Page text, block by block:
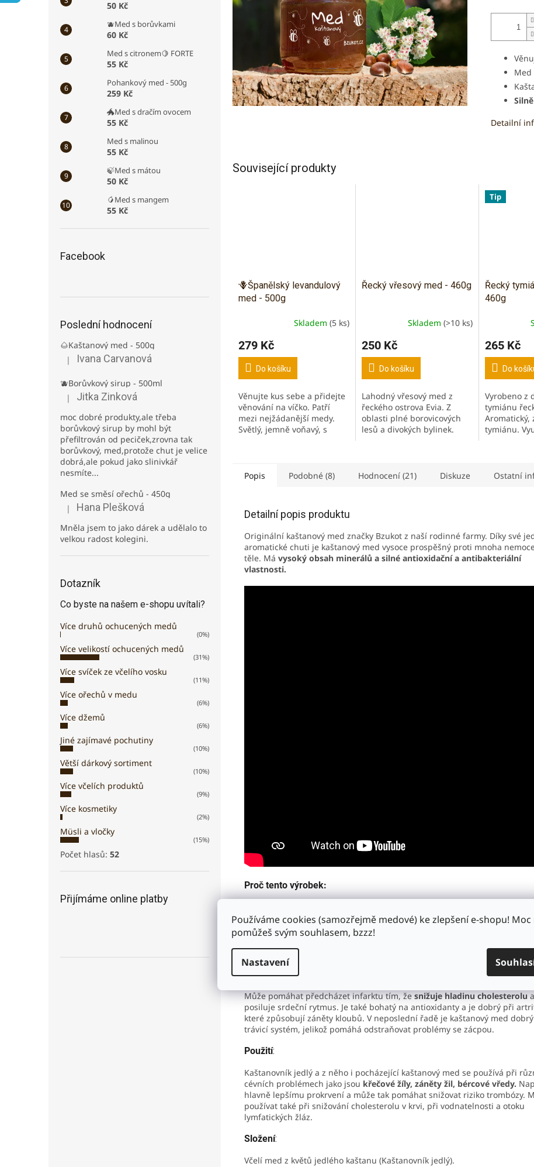
Používáme cookies (samozřejmě medové) ke zlepšení e-shopu! Moc
pomůžeš svým souhlasem, bzzz!
Nastavení
50 Kč
🫐Med s borůvkami
60 Kč
Med s citronem🍋 FORTE
55 Kč
Pohankový med - 500g
259 Kč
🐲Med s dračím ovocem
55 Kč
Med s malinou
55 Kč
🍃Med s mátou
50 Kč
🥭Med s mangem
55 Kč
Facebook
Poslední hodnocení
🌰Kaštanový med - 500g
Hodnocení produktu je 5 z 5 hvězdiček.
| Ivana Carvanová
🫐Borůvkový sirup - 500ml
Hodnocení produktu je 3 z 5 hvězdiček.
| Jitka Zinková
moc dobré produkty,ale třeba
borůvkový sirup by mohl být
přefiltrován od peciček,zrovna tak
borůvkový, med,protože chut je velice
dobrá,ale pokud jako slinivkář
nesmíte...
Med se směsí ořechů - 450g
Hodnocení produktu je 5 z 5 hvězdiček.
| Hana Plešková
Mněla jsem to jako dárek a udělalo to
velkou radost kolegini.
Dotazník
Co byste na našem e-shopu uvítali?
Více druhů ochucených medů
(0%)
Více velikostí ochucených medů
(31%)
Více svíček ze včelího vosku
(11%)
Více ořechů v medu
(6%)
Více džemů
(6%)
Jiné zajímavé pochutiny
(10%)
Větší dárkový sortiment
(10%)
Více včelích produktů
(9%)
Více kosmetiky
(2%)
Müsli a vločky
(15%)
Počet hlasů: 52
Přijímáme online platby
Med
Detailní
Související produkty
🪻Španělský levandulový
med - 500g
produktu
je
4,2
z
5
hvězdiček.
Skladem (5 ks)
279 Kč
Do košíku
Věnujte kus sebe a přidejte
věnování na víčko. Patří
mezi nejžádanější medy.
Světlý, jemně voňavý, s
s...
Řecký vřesový med - 460g
produktu
je
5,0
z
5
hvězdiček.
Skladem (>10 ks)
250 Kč
Do košíku
Lahodný vřesový med z
řeckého ostrova Evia. Z
oblasti plné borovicových
lesů a divokých bylinek.
Tip
Řecký
460g
produktu
je
5,0
z
5
hvězdiček.
265 Kč
Do
Vyrobeno z
tymiánu
Aromatický,
tymiánu.
(potravinový
Popis Podobné (8) Hodnocení (21) Diskuze Ostatní
Detailní popis produktu
Originální kaštanový med značky Bzukot z naší rodinné farmy. Díky své
aromatické chuti je kaštanový med vysoce prospěšný proti mnoha
těle. Má vysoký obsah minerálů a silné antioxidační a antibakteriální
vlastnosti.
Proč tento výrobek:
energie a která je také zdravější a lépe rozložitelnější než glukóza.
med můžete konzumovat pravidelně, abyste se zbavili únavy
Pomáhá při posílení imunitního systému. Kaštanový med obsahuje
vitamín C a železo.
Posiluje svaly a kosti, zvyšuje krevní oběh a používá se
při léčbě onemocnění jater a žaludku.
Může pomáhat předcházet infarktu tím, žesnižuje hladinu cholesterolu
posiluje srdeční rytmus. Je také bohatý na antioxidanty a je dobrý při
které způsobují záněty kloubů. V neposlední řadě je kaštanový med
trávicí systém, jelikož pomáhá odstraňovat problémy se zácpou.
Použití:
Kaštanovník jedlý a z něho i pocházející kaštanový med se používá při
cévních problémech jako jsou křečové žíly, záněty žil, bércové vředy.
hlavně lepšímu prokrvení a může tak pomáhat snižovat riziko trombózy.
používat také při snižování cholesterolu v krvi, při vodnatelnosti a otoku
lymfatických žláz.
Složení:
Včelí med z květů jedlého kaštanu (Kaštanovník jedlý).